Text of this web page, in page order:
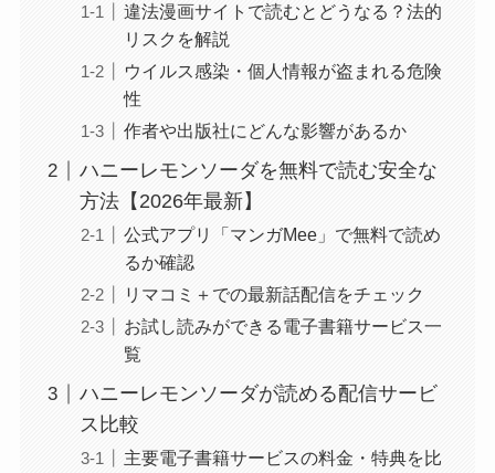
違法漫画サイトで読むとどうなる？法的
リスクを解説
ウイルス感染・個人情報が盗まれる危険
性
作者や出版社にどんな影響があるか
ハニーレモンソーダを無料で読む安全な
方法【2026年最新】
公式アプリ「マンガMee」で無料で読め
るか確認
リマコミ＋での最新話配信をチェック
お試し読みができる電子書籍サービス一
覧
ハニーレモンソーダが読める配信サービ
ス比較
主要電子書籍サービスの料金・特典を比